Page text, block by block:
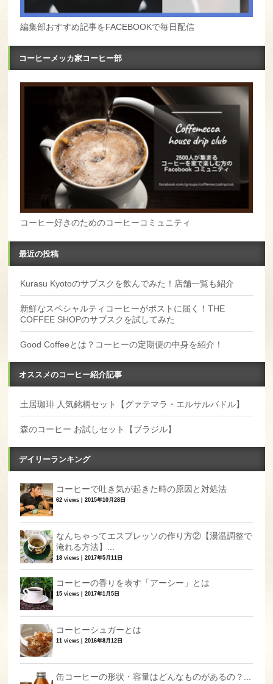
編集部おすすめ記事をFACEBOOKで毎日配信
コーヒーメッカ家コーヒー部
コーヒー好きのためのコーヒーコミュニティ
最近の投稿
Kurasu Kyotoのサブスクを飲んでみた！店舗一覧も紹介
新鮮なスペシャルティコーヒーがポストに届く！THE
COFFEE SHOPのサブスクを試してみた
Good Coffeeとは？コーヒーの定期便の中身を紹介！
オススメのコーヒー紹介記事
土居珈琲 人気銘柄セット【グァテマラ・エルサルバドル】
森のコーヒー お試しセット【ブラジル】
デイリーランキング
コーヒーで吐き気が起きた時の原因と対処法
62 views |2015年10月28日
なんちゃってエスプレッソの作り方②【湯温調整で
淹れる方法】...
18 views |2017年5月11日
コーヒーの香りを表す「アーシー」とは
15 views |2017年1月5日
コーヒーシュガーとは
11 views |2016年8月12日
缶コーヒーの形状・容量はどんなものがあるの？...